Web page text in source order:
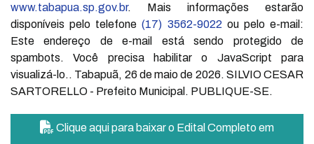
www.tabapua.sp.gov.br. Mais informações estarão
disponíveis pelo telefone(17) 3562-9022 ou pelo e-mail:
Este endereço de e-mail está sendo protegido de
spambots. Você precisa habilitar o JavaScript para
visualizá-lo. . Tabapuã, 26 de maio de 2026. SILVIO CESAR
SARTORELLO - Prefeito Municipal. PUBLIQUE-SE.
Clique aqui para baixar o Edital Completo em